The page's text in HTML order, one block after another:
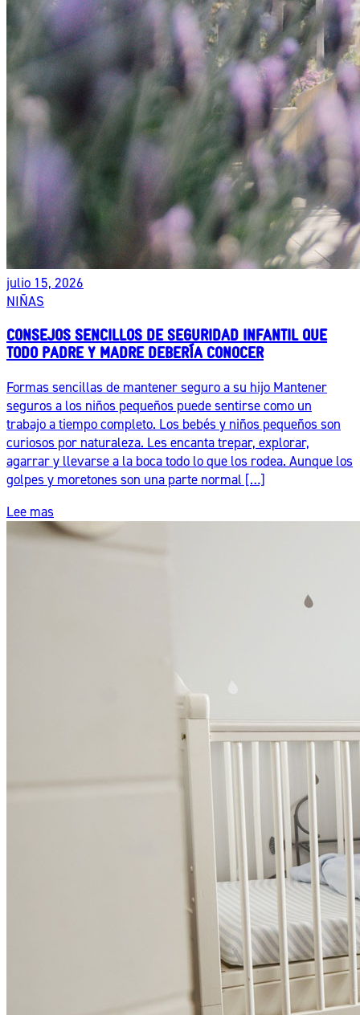
julio 15, 2026
NIÑAS
CONSEJOS SENCILLOS DE SEGURIDAD INFANTIL QUE
TODO PADRE Y MADRE DEBERÍA CONOCER
Formas sencillas de mantener seguro a su hijo Mantener
seguros a los niños pequeños puede sentirse como un
trabajo a tiempo completo. Los bebés y niños pequeños son
curiosos por naturaleza. Les encanta trepar, explorar,
agarrar y llevarse a la boca todo lo que los rodea. Aunque los
golpes y moretones son una parte normal […]
Lee mas